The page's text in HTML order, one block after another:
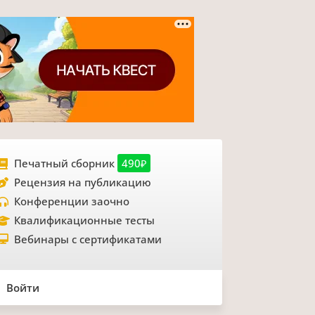
Печатный сборник 490₽
Рецензия на публикацию
Конференции заочно
Квалификационные тесты
Вебинары с сертификатами
Войти